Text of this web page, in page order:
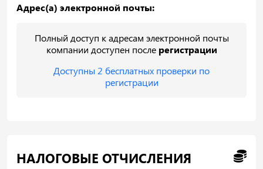
Адрес(а) электронной почты:
Полный доступ к адресам электронной почты
компании доступен после регистрации
Доступны 2 бесплатных проверки по
регистрации
НАЛОГОВЫЕ ОТЧИСЛЕНИЯ